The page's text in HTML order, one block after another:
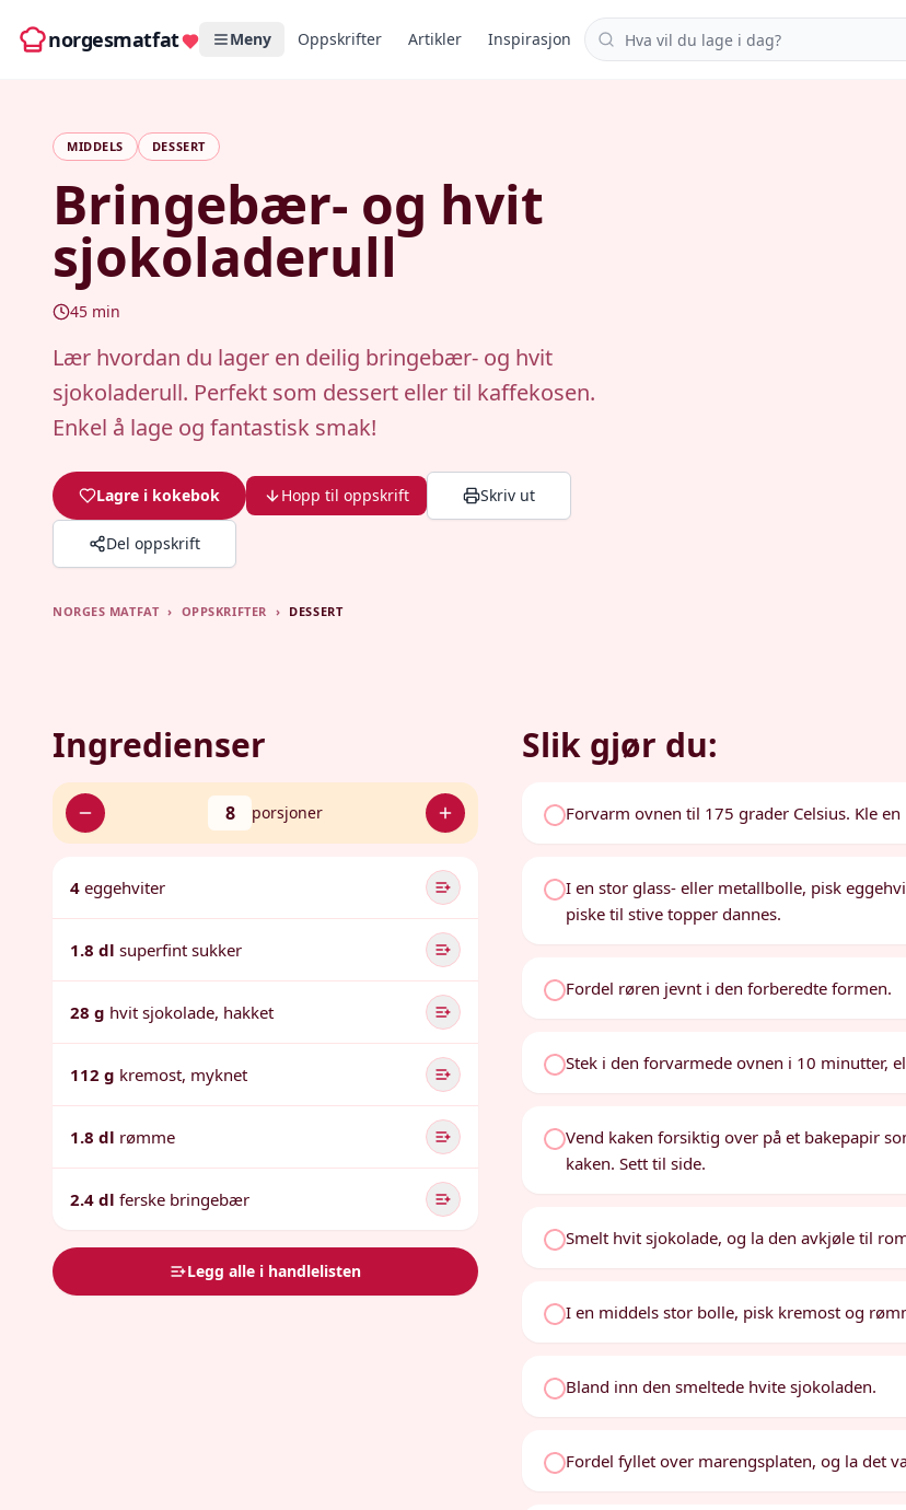
norgesmatfat Meny Oppskrifter Artikler Inspirasjon Søk i oppskrifter
MIDDELS DESSERT
Bringebær- og hvit
sjokoladerull
45 min
Lær hvordan du lager en deilig bringebær- og hvit
sjokoladerull. Perfekt som dessert eller til kaffekosen.
Enkel å lage og fantastisk smak!
Lagre i kokebok Hopp til oppskrift Skriv ut
Del oppskrift
NORGES MATFAT › OPPSKRIFTER › DESSERT
Ingredienser
8 porsjoner
4 eggehviter
1.8 dl superfint sukker
28 g hvit sjokolade, hakket
112 g kremost, myknet
1.8 dl rømme
2.4 dl ferske bringebær
Legg alle i handlelisten
Slik gjør du:
Forvarm ovnen til 175 grader Celsius. Kle
I en stor glass- eller metallbolle, pisk
piske til stive topper dannes.
Fordel røren jevnt i den forberedte formen.
Stek i den forvarmede ovnen i 10 minutter,
Vend kaken forsiktig over på et bakepapir
kaken. Sett til side.
Smelt hvit sjokolade, og la den avkjøle til
I en middels stor bolle, pisk kremost og
Bland inn den smeltede hvite sjokoladen.
Fordel fyllet over marengsplaten, og la det